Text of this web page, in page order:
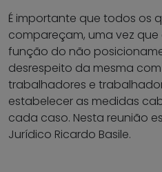
É importante que todos os
compareçam, uma vez
função do não
desrespeito da mesma
trabalhadores e
estabelecer as medidas
cada caso. Nesta reunião
Jurídico Ricardo Basile.